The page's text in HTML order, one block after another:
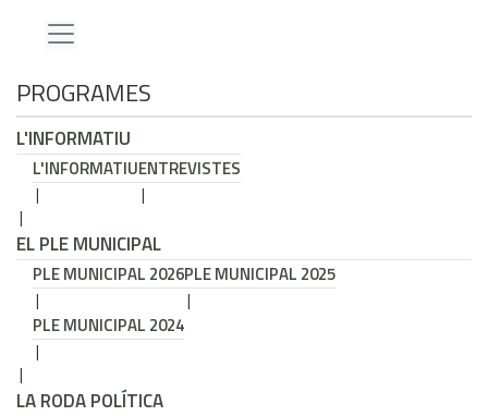
PROGRAMES
L'INFORMATIU
L'INFORMATIUENTREVISTES
EL PLE MUNICIPAL
PLE MUNICIPAL 2026PLE MUNICIPAL 2025
PLE MUNICIPAL 2024
LA RODA POLÍTICA